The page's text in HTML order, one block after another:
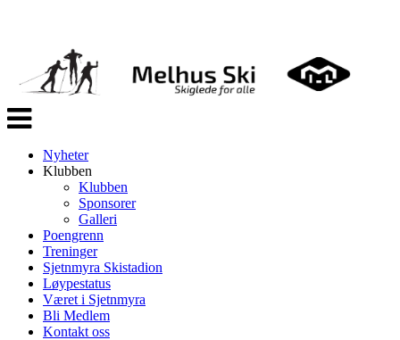
Veksle
navigasjon
Nyheter
Klubben
Klubben
Sponsorer
Galleri
Poengrenn
Treninger
Sjetnmyra Skistadion
Løypestatus
Været i Sjetnmyra
Bli Medlem
Kontakt oss